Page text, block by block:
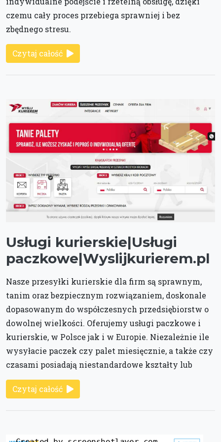
czemu cały proces przebiega sprawniej i bez
zbędnego stresu.
Czytaj całość
Usługi kurierskie|Usługi
paczkowe|Wyslijkurierem.pl
Nasze przesyłki kurierskie dla firm są sprawnym,
tanim oraz bezpiecznym rozwiązaniem, doskonale
dopasowanym do współczesnych przedsiębiorstw o
dowolnej wielkości. Oferujemy usługi paczkowe i
kurierskie, w Polsce jak i w Europie. Niezależnie ile
wysyłacie paczek czy palet miesięcznie, a także czy
czasami posiadają niestandardowe kształty lub
Czytaj całość